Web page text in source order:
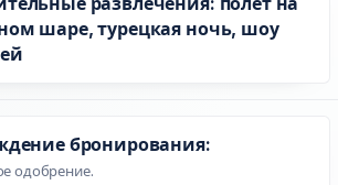
шаре, турецкая ночь, шоу
бронирования:
одобрение.